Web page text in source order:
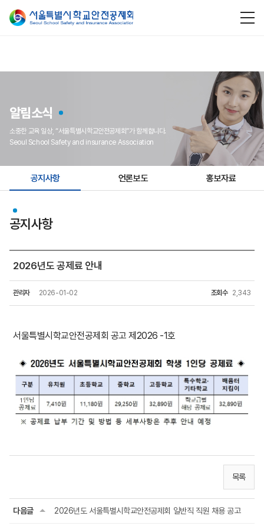
알림소식
소중한 교육 일상, “서울특별시학교안전공제회”가 함께합니다.
Seoul School Safety and insurance Association
공지사항 언론보도 홍보자료
공지사항
2026년도 공제료 안내
관리자 2026-01-02 조회수 2,343
서울특별시학교안전공제회 공고 제2026 -1호
목록
다음글 2026년도 서울특별시학교안전공제회 일반직 직원 채용 공고